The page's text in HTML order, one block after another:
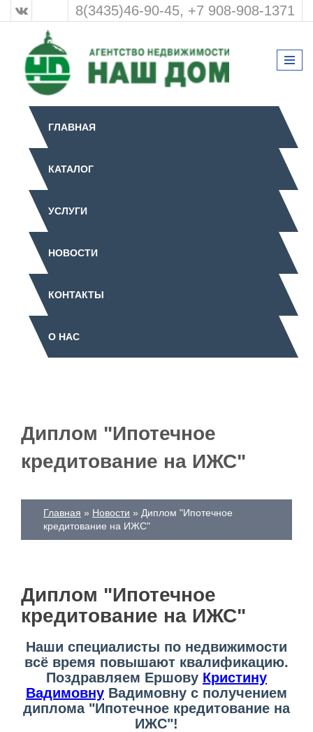
8(3435)46-90-45, +7 908-908-1371
ГЛАВНАЯ
КАТАЛОГ
УСЛУГИ
НОВОСТИ
КОНТАКТЫ
О НАС
Диплом "Ипотечное
кредитование на ИЖС"
Главная Новости
Диплом "Ипотечное
кредитование на ИЖС"
Диплом "Ипотечное
кредитование на ИЖС"
Наши специалисты по недвижимости
всё время повышают квалификацию.
Поздравляем Ершову Кристину
Вадимовну Вадимовну с получением
диплома "Ипотечное кредитование на
ИЖС"!